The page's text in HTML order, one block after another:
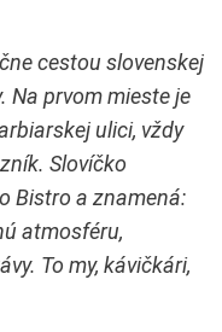
cestou slovenskej
Na prvom mieste je
ulici, vždy
Slovíčko
Bistro a znamená:
atmosféru,
To my, kávičkári,